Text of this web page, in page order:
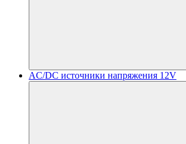
AC/DC источники напряжения 12V